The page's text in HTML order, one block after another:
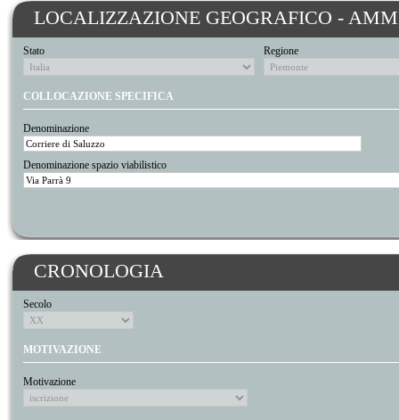
LOCALIZZAZIONE GEOGRAFICO -
Stato Regione
COLLOCAZIONE SPECIFICA
Denominazione
Denominazione spazio viabilistico
CRONOLOGIA
Secolo
MOTIVAZIONE
Motivazione